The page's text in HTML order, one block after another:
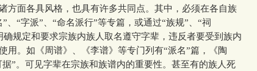
面各具风格，也具有许多共同点。其中，必须在各自族
、“字派”、“命名派行”等专篇，或通过“族规”、“祠
确规定和要求宗族内族人取名遵守字辈，违反者要受到族内
用。如《周谱》、《李谱》等专门列有“派名”篇，《陶
”。可见字辈在宗族和族谱内的重要性。甚至有的族人死